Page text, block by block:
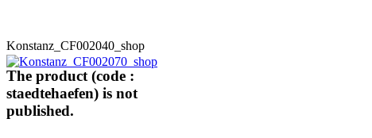
Konstanz_CF002040_shop
The product (code :
staedtehaefen) is not
published.